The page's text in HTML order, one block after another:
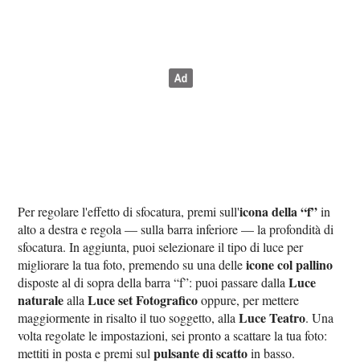
Per regolare l'effetto di sfocatura, premi sull'icona della “f”in
alto a destra e regola — sulla barra inferiore — la profondità di
sfocatura. In aggiunta, puoi selezionare il tipo di luce per
migliorare la tua foto, premendo su una delleicone col pallino
disposte al di sopra della barra “f”: puoi passare dallaLuce
naturaleallaLuce set Fotograficooppure, per mettere
maggiormente in risalto il tuo soggetto, allaLuce Teatro. Una
volta regolate le impostazioni, sei pronto a scattare la tua foto:
mettiti in posta e premi sulpulsante di scattoin basso.